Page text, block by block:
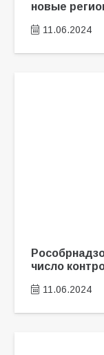
новые
11.06.2024
число
11.06.2024